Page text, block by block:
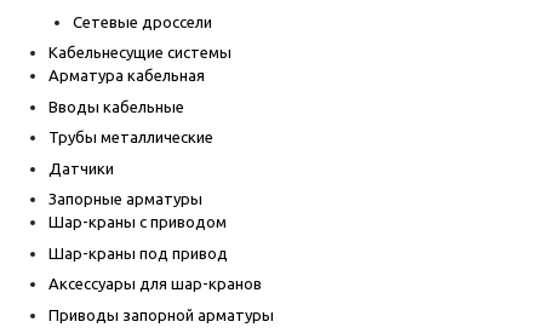
Сетевые дроссели
Кабельнесущие системы
Арматура кабельная
Вводы кабельные
Трубы металлические
Датчики
Запорные арматуры
Шар-краны с приводом
Шар-краны под привод
Аксессуары для шар-кранов
Приводы запорной арматуры